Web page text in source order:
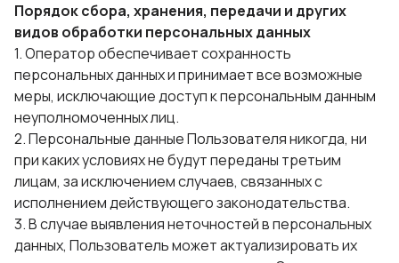
Порядок сбора, хранения, передачи и других
видов обработки персональных данных
1. Оператор обеспечивает сохранность
персональных данных и принимает все возможные
меры, исключающие доступ к персональным данным
неуполномоченных лиц.
2. Персональные данные Пользователя никогда, ни
при каких условиях не будут переданы третьим
лицам, за исключением случаев, связанных с
исполнением действующего законодательства.
3. В случае выявления неточностей в персональных
данных, Пользователь может актуализировать их